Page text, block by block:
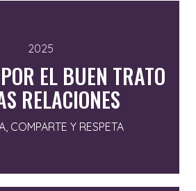
2025
EL BUEN TRATO
RELACIONES
COMPARTE Y RESPETA